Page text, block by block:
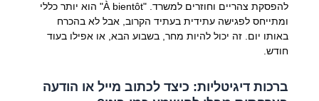
להפסקת צהריים וחוזרים למשרד. "À bientôt" הוא יותר כללי
ומתייחס לפגישה עתידית בעתיד הקרוב, אבל לא בהכרח
באותו יום. זה יכול להיות מחר, בשבוע הבא, או אפילו בעוד
חודש.
ברכות דיגיטליות: כיצד לכתוב מייל או הודעה